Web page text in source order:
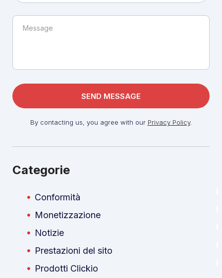
By contacting us, you agree with our Privacy Policy.
Categorie
Conformità
Monetizzazione
Notizie
Prestazioni del sito
Prodotti Clickio